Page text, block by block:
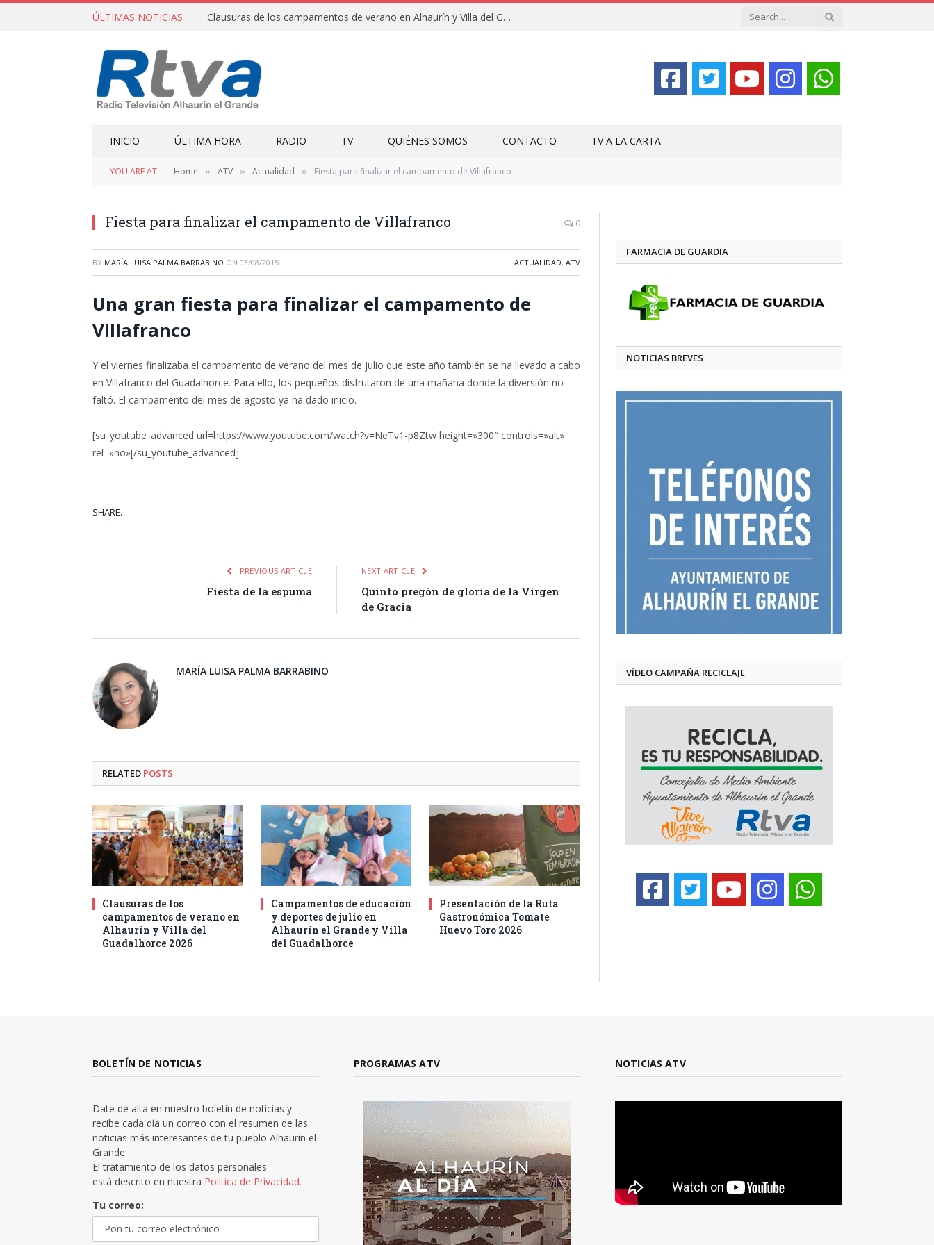
ÚLTIMAS NOTICIAS Clausuras de los campamentos de verano en Alhaurín y Villa del Guadalhorce 2026
INICIO ÚLTIMA HORA RADIO TV QUIÉNES SOMOS CONTACTO TV A LA CARTA
YOU ARE AT: Home » ATV » Actualidad » Fiesta para finalizar el campamento de Villafranco
Fiesta para finalizar el campamento de Villafranco 0
BY MARÍA LUISA PALMA BARRABINO ON 03/08/2015 ACTUALIDAD, ATV
Una gran fiesta para finalizar el campamento de
Villafranco
Y el viernes finalizaba el campamento de verano del mes de julio que este año también se ha llevado a cabo
en Villafranco del Guadalhorce. Para ello, los pequeños disfrutaron de una mañana donde la diversión no
faltó. El campamento del mes de agosto ya ha dado inicio.
[su_youtube_advanced url=https://www.youtube.com/watch?v=NeTv1-p8Ztw height=»300″ controls=»alt»
rel=»no»[/su_youtube_advanced]
SHARE.
PREVIOUS ARTICLE
Fiesta de la espuma
NEXT ARTICLE
Quinto pregón de gloria de la Virgen
de Gracia
MARÍA LUISA PALMA BARRABINO
RELATED POSTS
Clausuras de los
campamentos de verano en
Alhaurín y Villa del
Guadalhorce 2026
Campamentos de educación
y deportes de julio en
Alhaurín el Grande y Villa
del Guadalhorce
Presentación de la Ruta
Gastronómica Tomate
Huevo Toro 2026
FARMACIA DE GUARDIA
NOTICIAS BREVES
VÍDEO CAMPAÑA RECICLAJE
BOLETÍN DE NOTICIAS
Date de alta en nuestro boletín de noticias y
recibe cada día un correo con el resumen de las
noticias más interesantes de tu pueblo Alhaurín el
Grande.
El tratamiento de los datos personales
está descrito en nuestra Política de Privacidad.
Tu correo:
PROGRAMAS ATV NOTICIAS ATV